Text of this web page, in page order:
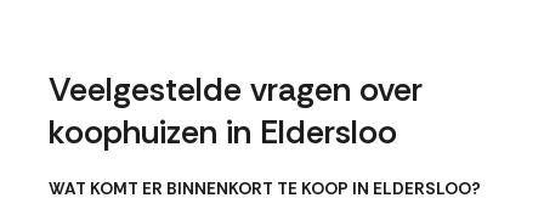
Veelgestelde vragen over
koophuizen in Eldersloo
WAT KOMT ER BINNENKORT TE KOOP IN ELDERSLOO?